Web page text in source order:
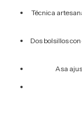
Técnica
Dos bolsillos
Asa